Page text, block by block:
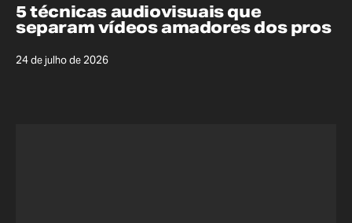
5 técnicas audiovisuais que
separam vídeos amadores dos pros
24 de julho de 2026